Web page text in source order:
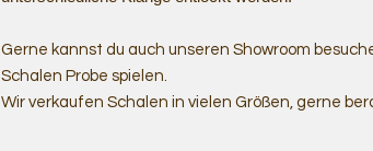
Gerne kannst du auch unseren Showroom
Schalen Probe spielen.
Wir verkaufen Schalen in vielen Größen, gerne